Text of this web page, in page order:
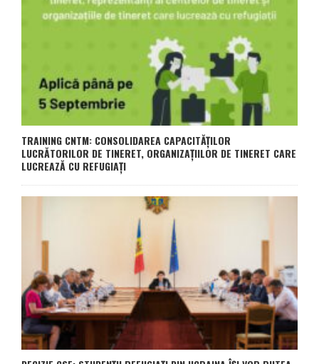
TRAINING CNTM: CONSOLIDAREA CAPACITĂȚILOR
LUCRĂTORILOR DE TINERET, ORGANIZAȚIILOR DE TINERET CARE
LUCREAZĂ CU REFUGIAȚI